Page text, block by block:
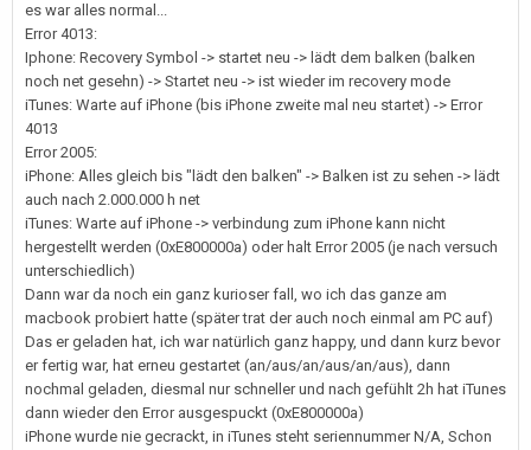
es war alles normal...
Error 4013:
Iphone: Recovery Symbol -> startet neu -> lädt dem balken (balken
noch net gesehn) -> Startet neu -> ist wieder im recovery mode
iTunes: Warte auf iPhone (bis iPhone zweite mal neu startet) -> Error
4013
Error 2005:
iPhone: Alles gleich bis "lädt den balken" -> Balken ist zu sehen -> lädt
auch nach 2.000.000 h net
iTunes: Warte auf iPhone -> verbindung zum iPhone kann nicht
hergestellt werden (0xE800000a) oder halt Error 2005 (je nach versuch
unterschiedlich)
Dann war da noch ein ganz kurioser fall, wo ich das ganze am
macbook probiert hatte (später trat der auch noch einmal am PC auf)
Das er geladen hat, ich war natürlich ganz happy, und dann kurz bevor
er fertig war, hat erneu gestartet (an/aus/an/aus/an/aus), dann
nochmal geladen, diesmal nur schneller und nach gefühlt 2h hat iTunes
dann wieder den Error ausgespuckt (0xE800000a)
iPhone wurde nie gecrackt, in iTunes steht seriennummer N/A, Schon